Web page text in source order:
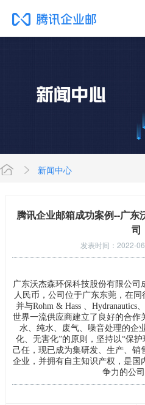
新闻中心
腾讯企业邮箱成功案例--广
司
发表时间：2022-
广东沃杰森环保科技股份有限公司
人民币，公司位于广东东莞，在同
并与Rohm & Hass 、Hydranautics
世界一流供应商建立了良好的合作
水、纯水、废气、噪音处理的企
化、无害化”的原则，坚持以“保
己任，现已成为集研发、生产、
企业，并拥有自主知识产权，是国
争力的公司